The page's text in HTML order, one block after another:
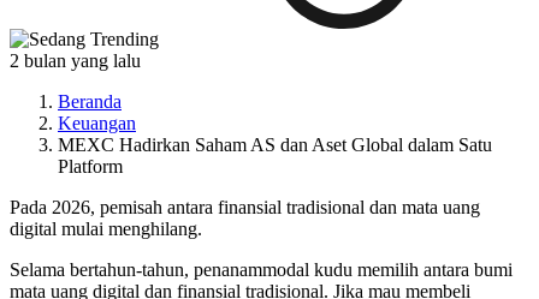
2 bulan yang lalu
Beranda
Keuangan
MEXC Hadirkan Saham AS dan Aset Global dalam Satu
Platform
Pada 2026, pemisah antara finansial tradisional dan mata uang
digital mulai menghilang.
Selama bertahun-tahun, penanammodal kudu memilih antara bumi
mata uang digital dan finansial tradisional. Jika mau membeli